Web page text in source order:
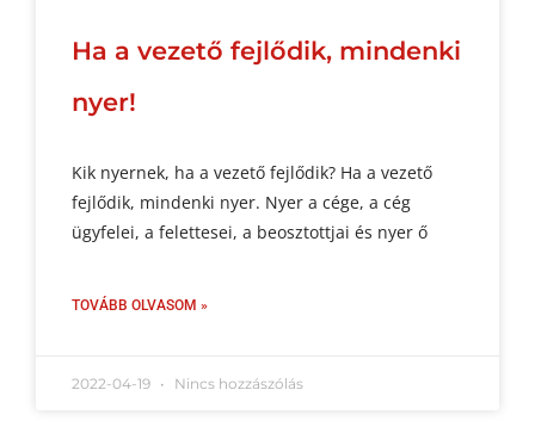
Ha a vezető fejlődik, mindenki
nyer!
Kik nyernek, ha a vezető fejlődik? Ha a vezető
fejlődik, mindenki nyer. Nyer a cége, a cég
ügyfelei, a felettesei, a beosztottjai és nyer ő
TOVÁBB OLVASOM »
2022-04-19 Nincs hozzászólás